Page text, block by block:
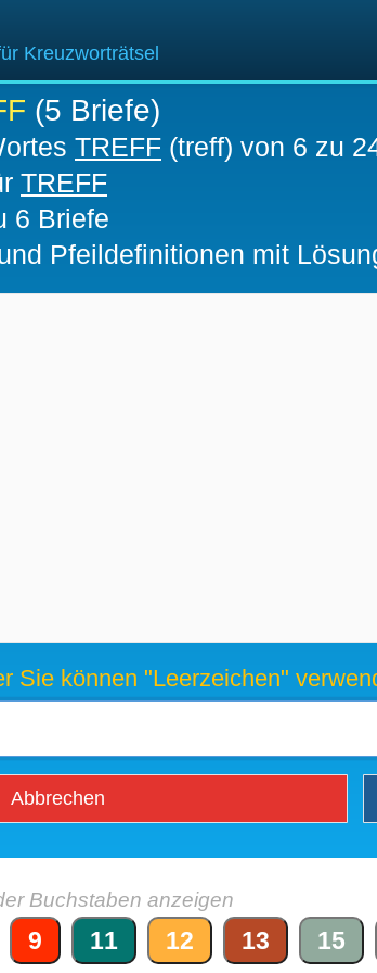
Kreuzworträtsel
(5 Briefe)
TREFF (treff) von 6 zu
TREFF
6 Briefe
Pfeildefinitionen mit
Sie können "Leerzeichen"
Abbrechen
Buchstaben anzeigen
9 11 12 13 15